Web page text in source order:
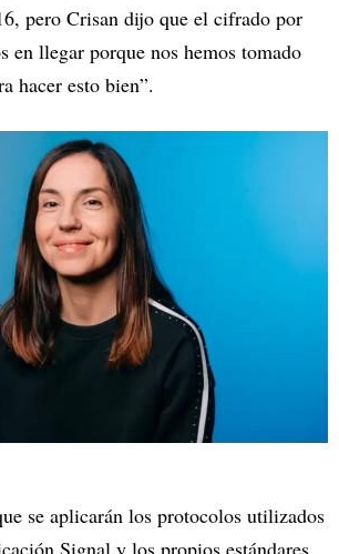
pero Crisan dijo que el cifrado por
en llegar porque nos hemos tomado
hacer esto bien”.
se aplicarán los protocolos utilizados